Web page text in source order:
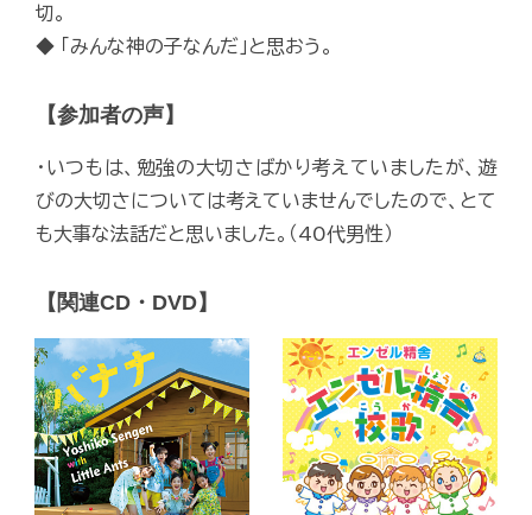
切。
◆ 「みんな神の子なんだ」と思おう。
【参加者の声】
・いつもは、勉強の大切さばかり考えていましたが、遊
びの大切さについては考えていませんでしたので、とて
も大事な法話だと思いました。（40代男性）
【関連CD・DVD】